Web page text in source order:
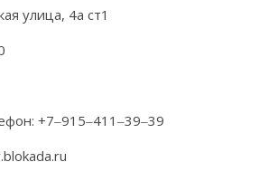
улица, 4а ст1
+7‒915‒411‒39‒39